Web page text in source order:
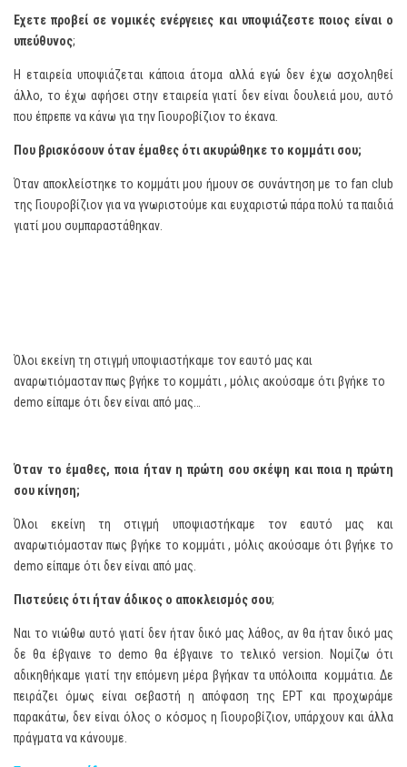
Έχετε προβεί σε νομικές ενέργειες και υποψιάζεστε ποιος είναι ο
υπεύθυνος;
Η εταιρεία υποψιάζεται κάποια άτομα αλλά εγώ δεν έχω ασχοληθεί
άλλο, το έχω αφήσει στην εταιρεία γιατί δεν είναι δουλειά μου, αυτό
που έπρεπε να κάνω για την Γιουροβίζιον το έκανα.
Που βρισκόσουν όταν έμαθες ότι ακυρώθηκε το κομμάτι σου;
Όταν αποκλείστηκε το κομμάτι μου ήμουν σε συνάντηση με το fan club
της Γιουροβίζιον για να γνωριστούμε και ευχαριστώ πάρα πολύ τα παιδιά
γιατί μου συμπαραστάθηκαν.
Όλοι εκείνη τη στιγμή υποψιαστήκαμε τον εαυτό μας και
αναρωτιόμασταν πως βγήκε το κομμάτι , μόλις ακούσαμε ότι βγήκε το
demo είπαμε ότι δεν είναι από μας…
Όταν το έμαθες, ποια ήταν η πρώτη σου σκέψη και ποια η πρώτη
σου κίνηση;
Όλοι εκείνη τη στιγμή υποψιαστήκαμε τον εαυτό μας και
αναρωτιόμασταν πως βγήκε το κομμάτι , μόλις ακούσαμε ότι βγήκε το
demo είπαμε ότι δεν είναι από μας.
Πιστεύεις ότι ήταν άδικος ο αποκλεισμός σου;
Ναι το νιώθω αυτό γιατί δεν ήταν δικό μας λάθος, αν θα ήταν δικό μας
δε θα έβγαινε το demo θα έβγαινε το τελικό version. Νομίζω ότι
αδικηθήκαμε γιατί την επόμενη μέρα βγήκαν τα υπόλοιπα κομμάτια. Δε
πειράζει όμως είναι σεβαστή η απόφαση της ΕΡΤ και προχωράμε
παρακάτω, δεν είναι όλος ο κόσμος η Γιουροβίζιον, υπάρχουν και άλλα
πράγματα να κάνουμε.